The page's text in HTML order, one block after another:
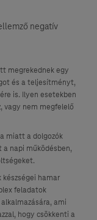
negatív
megrekednek egy
és a teljesítményt,
is. Ilyen esetekben
vagy nem megfelelő
miatt a dolgozók
napi működésben,
hamar
feladatok
ami
hogy csökkenti a